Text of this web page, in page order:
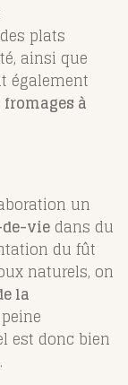
plats
ainsi que
également
fromages à
un
de-vie dans du
du fût
naturels, on
la
est donc bien